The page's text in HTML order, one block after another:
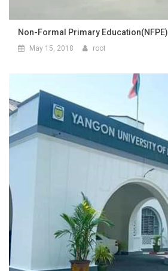
Non-Formal Primary Education(NFPE)
May 15, 2018 root